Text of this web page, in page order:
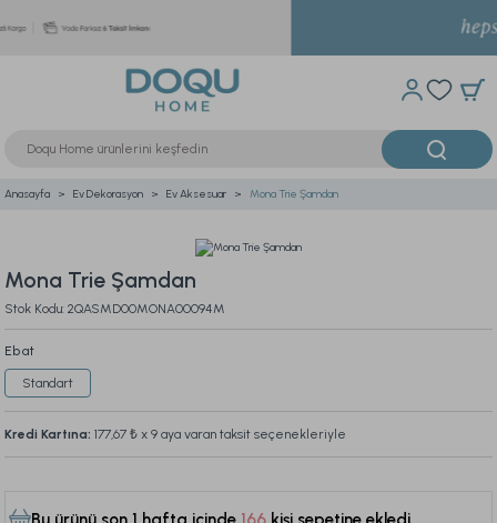
Anasayfa Ev Dekorasyon Ev Aksesuar Mona Trie Şamdan
Mona Trie Şamdan
Stok Kodu: 2QASMD00MONA00094M
Ebat
Standart
Kredi Kartına: 177,67 ₺ x 9 aya varan taksit seçenekleriyle